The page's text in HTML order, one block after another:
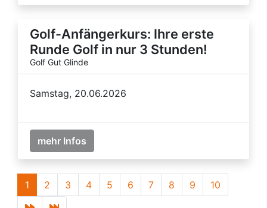
Golf-Anfängerkurs: Ihre erste
Runde Golf in nur 3 Stunden!
Golf Gut Glinde
Samstag, 20.06.2026
mehr Infos
1 2 3 4 5 6 7 8 9 10